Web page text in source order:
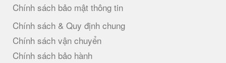
Chính sách bảo mật thông tin
Chính sách & Quy định chung
Chính sách vận chuyển
Chính sách bảo hành